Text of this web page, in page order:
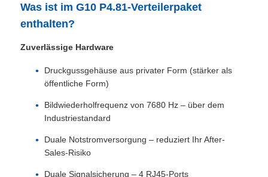
LED -Anzeigebildschirm
Schirm des Konzert-LED
Was ist im G10 P4.81-Verteilerpaket
enthalten?
Zuverlässige Hardware
Druckgussgehäuse aus privater Form (stärker als
öffentliche Form)
Bildwiederholfrequenz von 7680 Hz – über dem
Industriestandard
Duale Notstromversorgung – reduziert Ihr After-
Sales-Risiko
Duale Signalsicherung – 4 RJ45-Ports